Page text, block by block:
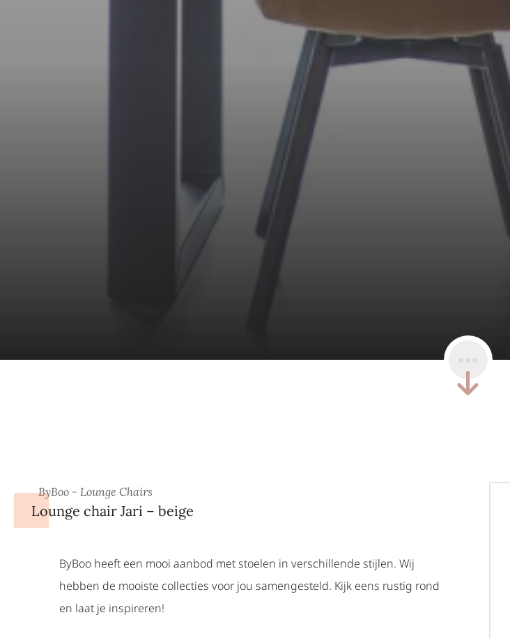
ByBoo - Lounge Chairs
Lounge chair Jari – beige
ByBoo heeft een mooi aanbod met stoelen in verschillende stijlen. Wij
hebben de mooiste collecties voor jou samengesteld. Kijk eens rustig rond
en laat je inspireren!